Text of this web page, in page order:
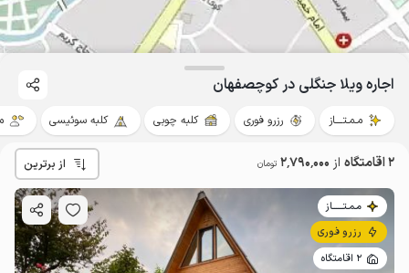
اجاره ویلا جنگلی در کوچصفهان
مـمـتــــاز رزرو فوری کلبه چوبی کلبه سوئیسی
2 اقامتگاه از 2٬790٬000 تومان از برترین
مـمـتــــــاز
رزرو فوری
2 اقامتگاه